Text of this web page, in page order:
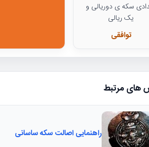
سکه ی دوریالی و
یک ریالی
توافقی
های مرتبط
راهنمایی اصالت سکه ساسانی